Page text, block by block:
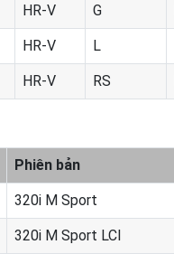
HR-V G
HR-V L
HR-V RS
Phiên bản
320i M Sport
320i M Sport LCI